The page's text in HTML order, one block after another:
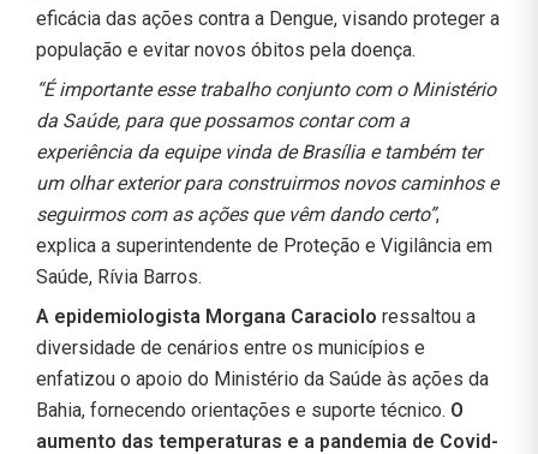
eficácia das ações contra a Dengue, visando proteger a
população e evitar novos óbitos pela doença.
“É importante esse trabalho conjunto com o Ministério
da Saúde, para que possamos contar com a
experiência da equipe vinda de Brasília e também ter
um olhar exterior para construirmos novos caminhos e
seguirmos com as ações que vêm dando certo”,
explica a superintendente de Proteção e Vigilância em
Saúde, Rívia Barros.
A epidemiologista Morgana Caraciolo ressaltou a
diversidade de cenários entre os municípios e
enfatizou o apoio do Ministério da Saúde às ações da
Bahia, fornecendo orientações e suporte técnico. O
aumento das temperaturas e a pandemia de Covid-